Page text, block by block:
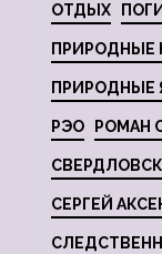
ОТДЫХ
ПРИРОДНЫЕ
ПРИРОДНЫЕ
РЭО РОМАН
СЕРГЕЙ